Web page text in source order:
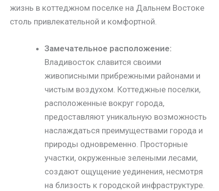
жизнь в коттеджном поселке на Дальнем Востоке
столь привлекательной и комфортной.
Замечательное расположение:
Владивосток славится своими
живописными прибрежными районами и
чистым воздухом. Коттеджные поселки,
расположенные вокруг города,
предоставляют уникальную возможность
наслаждаться преимуществами города и
природы одновременно. Просторные
участки, окруженные зелеными лесами,
создают ощущение уединения, несмотря
на близость к городской инфраструктуре.